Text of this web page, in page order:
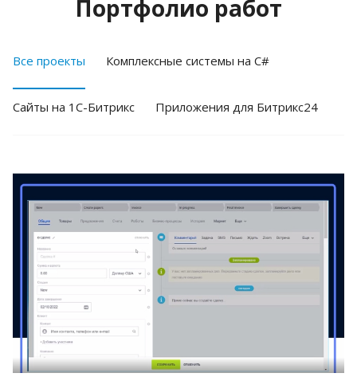
Портфолио работ
Все проекты Комплексные системы на C#
Cайты на 1С-Битрикс Приложения для Битрикс24
Смотреть проект